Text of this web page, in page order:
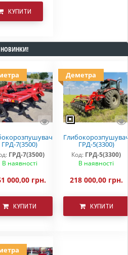
КУПИТИ
НОВИНКИ!
ГРД-7(3500)
ГРД-7(3500)
В наявності
000,00 грн.
КУПИТИ
Деметра
ГРД-5(3300)
Код: ГРД-5(3300)
В наявності
218 000,00 грн.
КУПИТИ